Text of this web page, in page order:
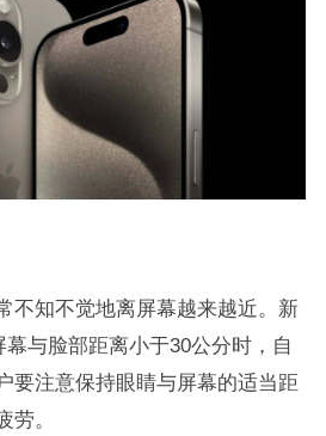
不知不觉地离屏幕越来越近。新
与脸部距离小于30公分时，自
要注意保持眼睛与屏幕的适当距
劳。